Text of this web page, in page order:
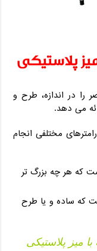
پلاستیکی
را در اندازه، طرح و
می دهد.
مختلفی انجام
که هر چه بزرگ تر
که ساده و یا طرح
میز پلاستیکی